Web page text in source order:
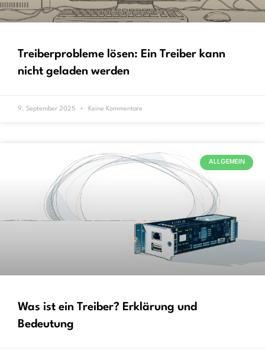
Treiberprobleme lösen: Ein Treiber kann
nicht geladen werden
9. September 2025 Keine Kommentare
ALLGEMEIN
Was ist ein Treiber? Erklärung und
Bedeutung